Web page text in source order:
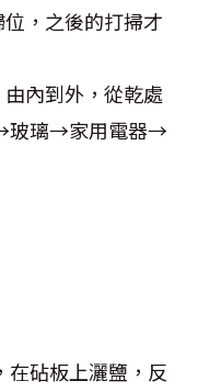
，之後的打掃才
內到外，從乾處
玻璃→家用電器→
在砧板上灑鹽，反